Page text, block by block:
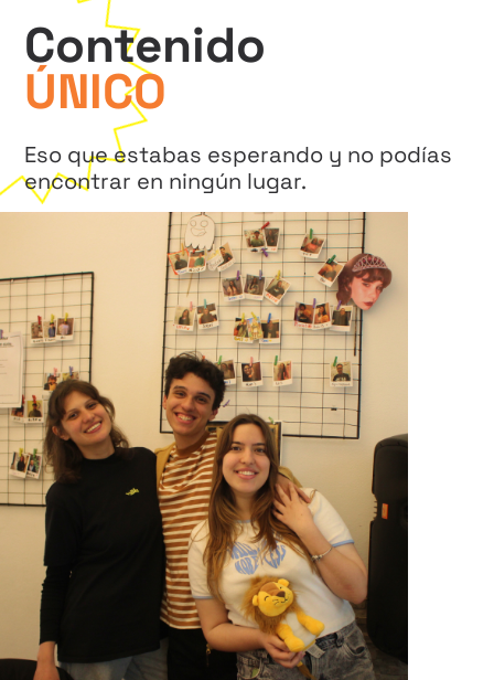
Contenido
ÚNICO
Eso que estabas esperando y no podías
encontrar en ningún lugar.